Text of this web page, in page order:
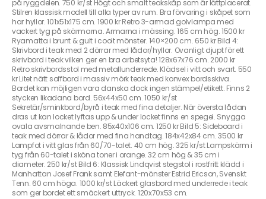
på ryggdelen. 750 kr/st Högt och smalt teakskåp som är lättplacerat.
Stilren klassisk modell till alla typer av rum. Bra förvaring i skåpet som
har hyllor. 101x51x175 cm. 1900 kr Retro 3-armad golvlampa med
vackert tyg på skärmarna. Armarna i mässing. 165 cm hög. 1500 kr
Ryamatta i brunt & gult i coolt mönster. 140×200 cm. 650 kr Bild 4:
Skrivbord i teak med 2 dörrar med lådor/hyllor. Ovanligt djupt för ett
skrivbord i teak vilken ger en bra arbetsyta! 128x67x76 cm. 2000 kr
Retro skrivbordsstol med metallunderrede. Klädsel i vitt och svart. 550
kr Litet nätt soffbord i massiv mörk teak med konvex bordsskiva.
Bordet kan möjligen vara danska dock ingen stämpel/etikett. Finns 2
stycken likadana bord. 56x44x50 cm. 1050 kr/st
Sekretär/sminkbord/byrå i teak med fina detaljer. När översta lådan
dras ut kan locket lyftas upp & under locket finns en spegel. Snygga
ovala avsmalnande ben. 85x40x106 cm. 1250 kr Bild 5: Sideboard i
teak med dörrar & lådor med fina handtag. 184x42x84 cm. 3500 kr
Lampfot i vitt glas från 60/70-talet. 40 cm hög. 325 kr/st Lampskärm i
tyg från 60-talet i sköna toner i orange. 32 cm hög & 35 cm i
diameter. 250 kr/st Bild 6: Klassisk Lindqvist stegstol i rostfritt klädd i
Manhattan Josef Frank samt Elefant-mönster Estrid Ericson, Svenskt
Tenn. 60 cm höga. 1000 kr/st Läckert glasbord med underrede i teak
som ger bordet ett smäckert uttryck. 120x70x53 cm.